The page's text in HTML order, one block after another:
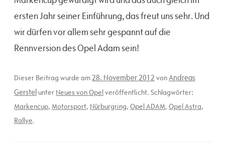
ersten Jahr seiner Einführung, das freut uns sehr. Und
wir dürfen vor allem sehr gespannt auf die
Rennversion des Opel Adam sein!
Dieser Beitrag wurde am 28. November 2012 vonAndreas
Gerstel unter Neues von Opelveröffentlicht. Schlagwörter:
Markencup, Motorsport, Nürburgring, Opel ADAM, Opel Astra,
Rallye.